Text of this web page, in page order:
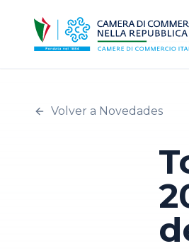
Volver a Novedades